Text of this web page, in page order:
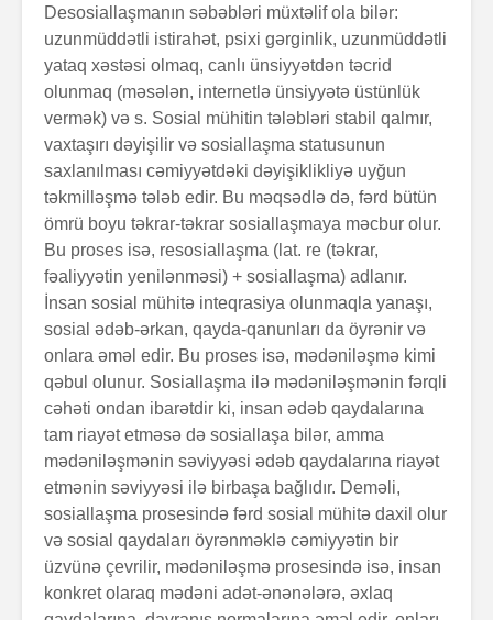
Desosiallaşmanın səbəbləri müxtəlif ola bilər:
uzunmüddətli istirahət, psixi gərginlik, uzunmüddətli
yataq xəstəsi olmaq, canlı ünsiyyətdən təcrid
olunmaq (məsələn, internetlə ünsiyyətə üstünlük
vermək) və s. Sosial mühitin tələbləri stabil qalmır,
vaxtaşırı dəyişilir və sosiallaşma statusunun
saxlanılması cəmiyyətdəki dəyişiklikliyə uyğun
təkmilləşmə tələb edir. Bu məqsəd­lə də, fərd bütün
ömrü boyu təkrar-təkrar sosiallaşmaya məcbur olur.
Bu proses isə, resosiallaşma (lat. re (təkrar,
fəaliyyətin yenilənməsi) + sosiallaşma) adlanır.
İnsan sosial mühitə inteqrasiya olunmaqla yanaşı,
sosial ədəb-ərkan, qayda-qanunları da öyrənir və
onlara əməl edir. Bu proses isə, mədəniləşmə kimi
qəbul olunur. So­sial­laş­ma ilə mədəniləşmənin fərqli
cəhəti ondan ibarətdir ki, insan ədəb qaydalarına
tam riayət etməsə də sosialla­şa bilər, amma
mədəniləşmənin səviyyəsi ədəb qaydalarına riayət
etmənin səviyyəsi ilə birbaşa bağlıdır. Deməli,
sosiallaşma prosesində fərd sosial mühitə daxil olur
və sosial qaydaları öyrənməklə cəmiyyətin bir
üzvünə çevrilir, mədəniləşmə prosesində isə, insan
konkret ola­raq mədəni adət-ənənələrə, əxlaq